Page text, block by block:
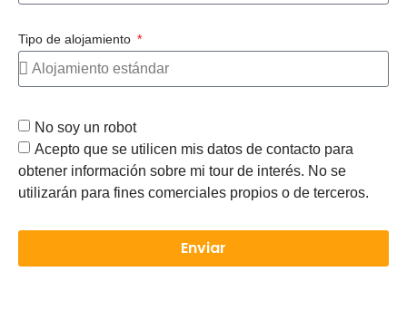
Tipo de alojamiento
No soy un robot
Acepto que se utilicen mis datos de contacto para
obtener información sobre mi tour de interés. No se
utilizarán para fines comerciales propios o de terceros.
Enviar